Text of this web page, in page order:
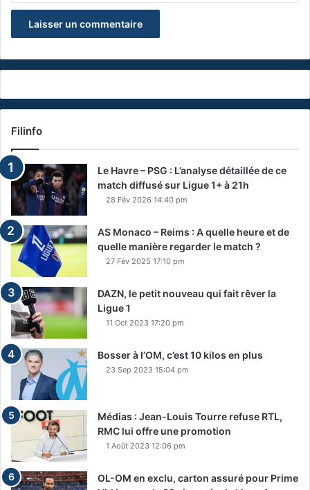
Filinfo
Le Havre – PSG : L’analyse détaillée de ce
match diffusé sur Ligue 1+ à 21h
28 Fév 2026 14:40 pm
AS Monaco – Reims : A quelle heure et de
quelle manière regarder le match ?
27 Fév 2025 17:10 pm
DAZN, le petit nouveau qui fait rêver la
Ligue 1
11 Oct 2023 17:20 pm
Bosser à l’OM, c’est 10 kilos en plus
23 Sep 2023 15:04 pm
Médias : Jean-Louis Tourre refuse RTL,
RMC lui offre une promotion
1 Août 2023 12:06 pm
OL-OM en exclu, carton assuré pour Prime